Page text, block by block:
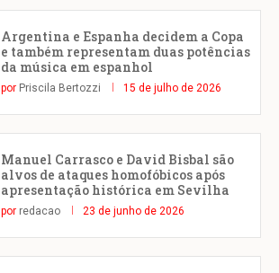
Argentina e Espanha decidem a Copa
e também representam duas potências
da música em espanhol
por Priscila Bertozzi 15 de julho de 2026
Manuel Carrasco e David Bisbal são
alvos de ataques homofóbicos após
apresentação histórica em Sevilha
por redacao 23 de junho de 2026